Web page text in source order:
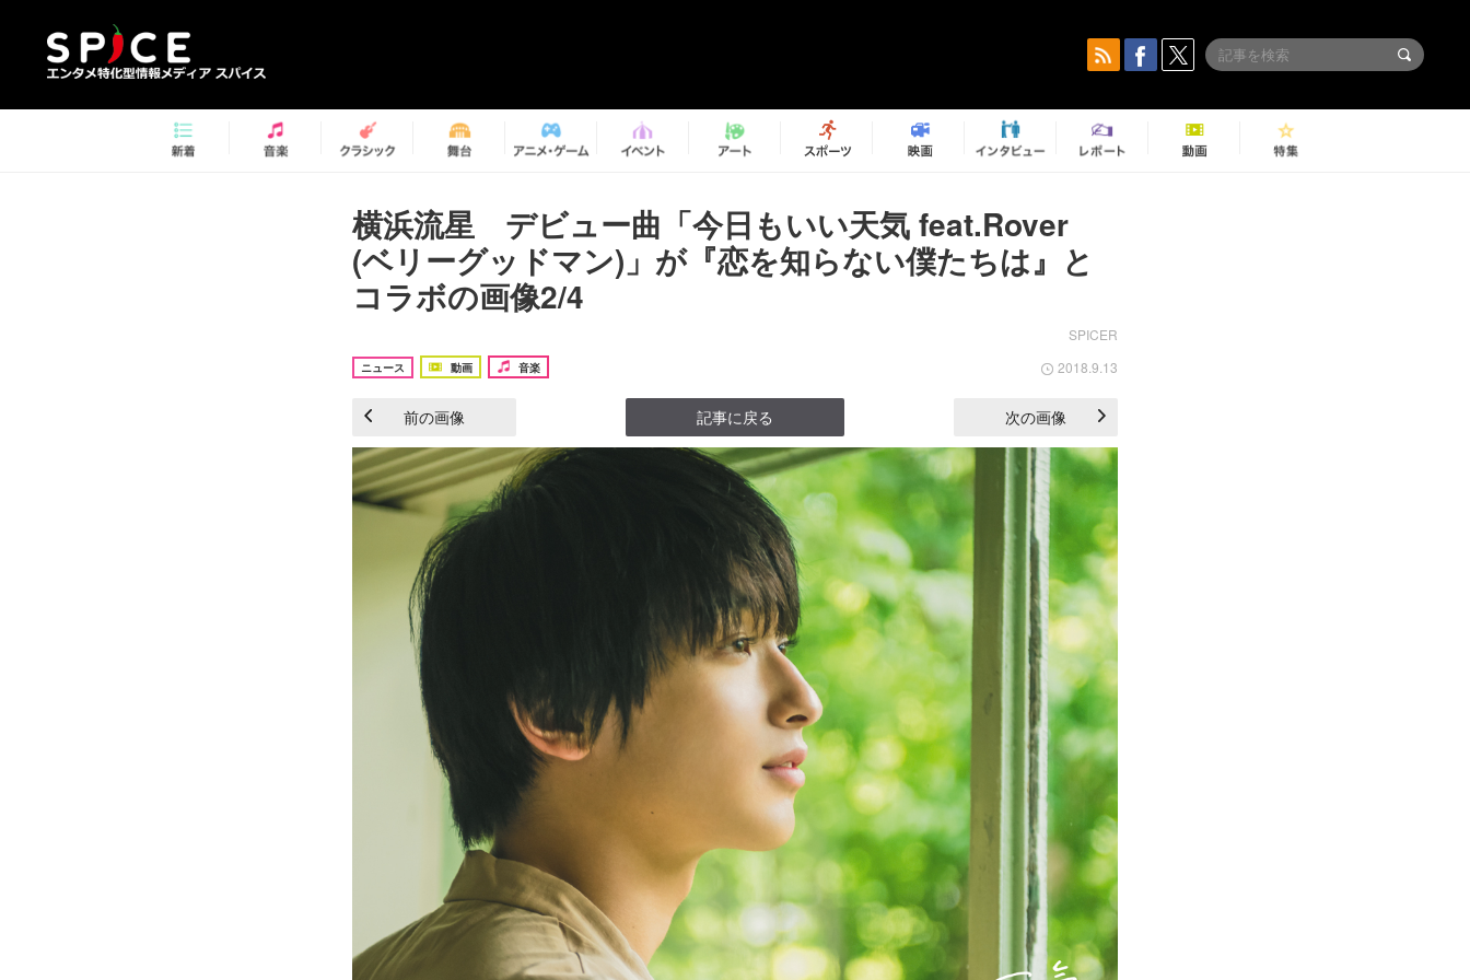
横浜流星 デビュー曲「今日もいい天気 feat.Rover
(ベリーグッドマン)」が『恋を知らない僕たちは』と
コラボの画像2/4
SPICER
ニュース 動画 音楽 2018.9.13
前の画像 記事に戻る 次の画像